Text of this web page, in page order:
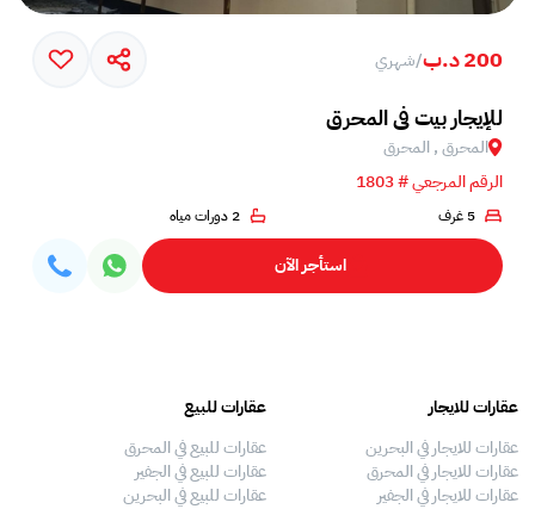
200 د.ب /شهري
للإيجار بيت في المحرق
المحرق , المحرق
الرقم المرجعي # 1803
5 غرف 2 دورات مياه
استأجر الآن
عقارات للايجار
عقارات للايجار في البحرين
عقارات للايجار في المحرق
عقارات للايجار في الجفير
عقارات للبيع
عقارات للبيع في المحرق
عقارات للبيع في الجفير
عقارات للبيع في البحرين